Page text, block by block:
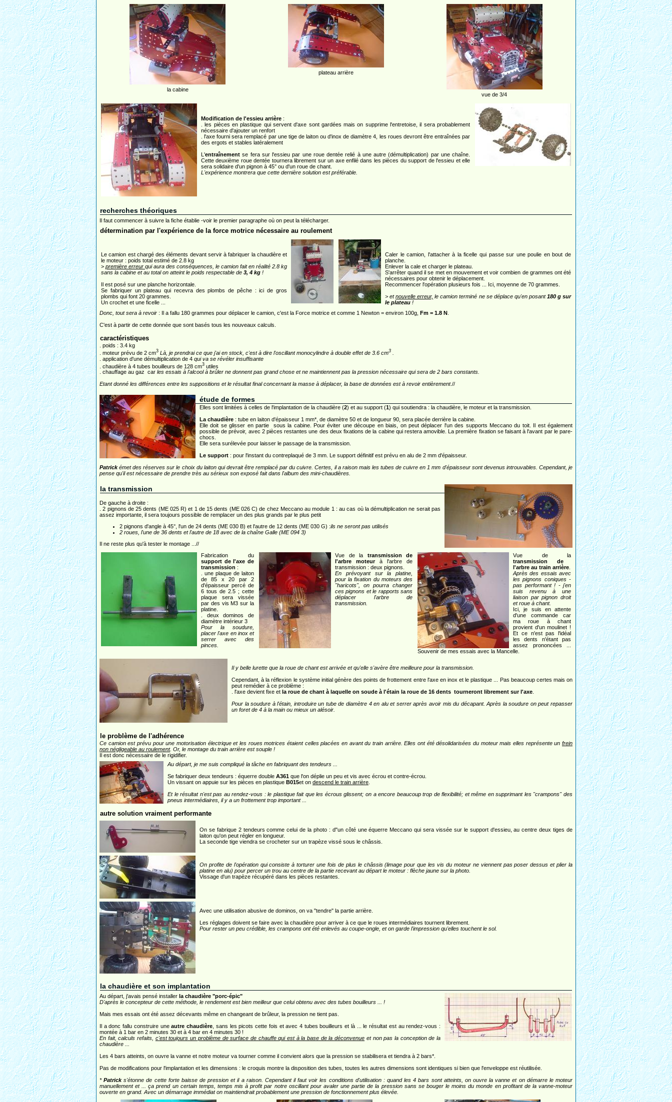
la cabine
plateau arrière
vue de 3/4
Modification de l'essieu arrière :
. les pièces en plastique qui servent d'axe sont gardées mais on supprime l'entretoise, il sera probablement
nécessaire d'ajouter un renfort
. l'axe fourni sera remplacé par une tige de laiton ou d'inox de diamètre 4, les roues devront être entraînées par
des ergots et stables latéralement
L'entraînement se fera sur l'essieu par une roue dentée relié à une autre (démultiplication) par une chaîne.
Cette deuxième roue dentée tournera librement sur un axe enfilé dans les pièces du support de l'essieu et elle
sera solidaire d'un pignon à 45° ou d'un roue de chant.
L'expérience montrera que cette dernière solution est préférable.
recherches théoriques
Il faut commencer à suivre la fiche établie -voir le premier paragraphe où on peut la télécharger.
détermination par l'expérience de la force motrice nécessaire au roulement
Le camion est chargé des éléments devant servir à fabriquer la chaudière et
le moteur : poids total estimé de 2.8 kg
> première erreur qui aura des conséquences, le camion fait en réalité 2.8 kg
sans la cabine et au total on atteint le poids respectable de 3, 4 kg !
Il est posé sur une planche horizontale.
Se fabriquer un plateau qui recevra des plombs de pêche : ici de gros
plombs qui font 20 grammes.
Un crochet et une ficelle ...
Caler le camion, l'attacher à la ficelle qui passe sur une poulie en bout de
planche.
Enlever la cale et charger le plateau.
S'arrêter quand il se met en mouvement et voir combien de grammes ont été
nécessaires pour obtenir le déplacement.
Recommencer l'opération plusieurs fois ... Ici, moyenne de 70 grammes.
> etnouvelle erreur, le camion terminé ne se déplace qu'en posant180 g sur
le plateau !
Donc, tout sera à revoir : Il a fallu 180 grammes pour déplacer le camion, c'est la Force motrice et comme 1 Newton = environ 100g, Fm = 1.8 N
C'est à partir de cette donnée que sont basés tous les nouveaux calculs.
caractéristiques
. poids : 3.4 kg
. moteur prévu de 2 cm3 Là, je prendrai ce que j'ai en stock, c'est à dire l'oscillant monocylindre à double effet de 3.6 cm3
. application d'une démultiplication de 4 qui va se révéler insuffisante
. chaudière à 4 tubes bouilleurs de 128 cm3 utiles
. chauffage au gaz car les essais à l'alcool à brûler ne donnent pas grand chose et ne maintiennent pas la pression nécessaire qui sera de 2 bars constants.
Etant donné les différences entre les suppositions et le résultat final concernant la masse à déplacer, la base de données est à revoir entièrement.//
étude de formes
Elles sont limitées à celles de l'implantation de la chaudière (2) et au support (1) qui soutiendra : la chaudière, le moteur et la transmission.
La chaudière : tube en laiton d'épaisseur 1 mm*, de diamètre 50 et de longueur 90, sera placée derrière la cabine.
Elle doit se glisser en partie sous la cabine. Pour éviter une découpe en biais, on peut déplacer l'un des supports Meccano du toit. Il est également
possible de prévoir, avec 2 pièces restantes une des deux fixations de la cabine qui restera amovible. La première fixation se faisant à l'avant par le pare-
chocs.
Elle sera surélevée pour laisser le passage de la transmission.
Le support : pour l'instant du contreplaqué de 3 mm. Le support définitif est prévu en alu de 2 mm d'épaisseur.
Patrickémet des réserves sur le choix du laiton qui devrait être remplacé par du cuivre. Certes, il a raison mais les tubes de cuivre en 1 mm d'épaisseur sont devenus introuvables. Cependant, je
pense qu'il est nécessaire de prendre très au sérieux son exposé fait dans l'album des mini-chaudières.
la transmission
De gauche à droite :
. 2 pignons de 25 dents (ME 025 R) et 1 de 15 dents (ME 026 C) de chez Meccano au module 1 : au cas où la démultiplication ne serait pas
assez importante, il sera toujours possible de remplacer un des plus grands par le plus petit
2 pignons d'angle à 45°, l'un de 24 dents (ME 030 B) et l'autre de 12 dents (ME 030 G) :ils ne seront pas utilisés
2 roues, l'une de 36 dents et l'autre de 18 avec de la chaîne Galle (ME 094 3)
Il ne reste plus qu'à tester le montage ...//
Fabrication du
support de l'axe de
transmission :
. une plaque de laiton
de 85 x 20 par 2
d'épaisseur percé de
6 tous de 2.5 ; cette
plaque sera vissée
par des vis M3 sur la
platine.
. deux dominos de
diamètre intérieur 3
Pour la soudure,
placer l'axe en inox et
serrer avec des
pinces.
Vue de la transmission de
l'arbre moteurà l'arbre de
transmission : deux pignons.
En prévoyant sur la platine,
pour la fixation du moteurs des
"haricots", on pourra changer
ces pignons et le rapports sans
déplacer l'arbre de
transmission.
Vue de la
transmission de
l'arbre au train arrière
Après des essais avec
les pignons coniques -
pas performant ! - j'en
suis revenu à une
liaison par pignon droit
et roue à chant.
Ici, je suis en attente
d'une commande car
ma roue à chant
provient d'un moulinet !
Et ce n'est pas l'idéal
les dents n'étant pas
assez prononcées ...
Souvenir de mes essais avec la Mancelle.
Il y belle lurette que la roue de chant est arrivée et qu'elle s'avère être meilleure pour la transmission.
Cependant, à la réflexion le système initial génère des points de frottement entre l'axe en inox et le plastique ... Pas beaucoup certes mais on
peut remédier à ce problème :
. l'axe devient fixe et la roue de chant à laquelle on soude à l'étain la roue de 16 dents tourneront librement sur l'axe
Pour la soudure à l'étain, introduire un tube de diamètre 4 en alu et serrer après avoir mis du décapant. Après la soudure on peut repasser
un foret de 4 à la main ou mieux un alésoir.
le problème de l'adhérence
Ce camion est prévu pour une motorisation électrique et les roues motrices étaient celles placées en avant du train arrière. Elles ont été désolidarisées du moteur mais elles représente un frein
non négligeable au roulement. Or, le montage du train arrière est souple !
Il est donc nécessaire de le rigidifier.
Au départ, je me suis compliqué la tâche en fabriquant des tendeurs ...
Se fabriquer deux tendeurs : équerre double A361 que l'on déplie un peu et vis avec écrou et contre-écrou.
Un vissant on appuie sur les pièces en plastique B015et on descend le train arrière
Et le résultat n'est pas au rendez-vous : le plastique fait que les écrous glissent; on a encore beaucoup trop de flexibilité; et même en supprimant les "crampons" des
pneus intermédiaires, il y a un frottement trop important ...
autre solution vraiment performante
On se fabrique 2 tendeurs comme celui de la photo : d"un côté une équerre Meccano qui sera vissée sur le support d'essieu, au centre deux tiges de
laiton qu'on peut régler en longueur.
La seconde tige viendra se crocheter sur un trapèze vissé sous le châssis.
On profite de l'opération qui consiste à torturer une fois de plus le châssis (limage pour que les vis du moteur ne viennent pas poser dessus et plier la
platine en alu) pour percer un trou au centre de la partie recevant au départ le moteur : flèche jaune sur la photo.
Vissage d'un trapèze récupéré dans les pièces restantes.
Avec une utilisation abusive de dominos, on va "tendre" la partie arrière.
Les réglages doivent se faire avec la chaudière pour arriver à ce que le roues intermédiaires tournent librement.
Pour rester un peu crédible, les crampons ont été enlevés au coupe-ongle, et on garde l'impression qu'elles touchent le sol.
la chaudière et son implantation
Au départ, j'avais pensé installer la chaudière "porc-épic"
D'après le concepteur de cette méthode, le rendement est bien meilleur que celui obtenu avec des tubes bouilleurs ... !
Mais mes essais ont été assez décevants même en changeant de brûleur, la pression ne tient pas.
Il a donc fallu construire uneautre chaudière , sans les picots cette fois et avec 4 tubes bouilleurs et là ... le résultat est au rendez-vous :
montée à 1 bar en 2 minutes 30 et à 4 bar en 4 minutes 30 !
En fait, calculs refaits, c'est toujours un problème de surface de chauffe qui est à la base de la déconvenue et non pas la conception de la
chaudière ...
Les 4 bars atteints, on ouvre la vanne et notre moteur va tourner comme il convient alors que la pression se stabilisera et tiendra à 2 bars*.
Pas de modifications pour l'implantation et les dimensions : le croquis montre la disposition des tubes, toutes les autres dimensions sont identiques si bien que l'enveloppe est réutilisée.
*Patricks'étonne de cette forte baisse de pression et il a raison. Cependant il faut voir les conditions d'utilisation : quand les 4 bars sont atteints, on ouvre la vanne et on démarre le moteur
manuellement et ... ça prend un certain temps, temps mis à profit par notre oscillant pour avaler une partie de la pression sans se bouger le moins du monde en profitant de la vanne-moteur
ouverte en grand. Avec un démarrage immédiat on maintiendrait probablement une pression de fonctionnement plus élevée.